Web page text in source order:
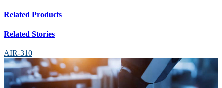
Related Products
Related Stories
AIR-310